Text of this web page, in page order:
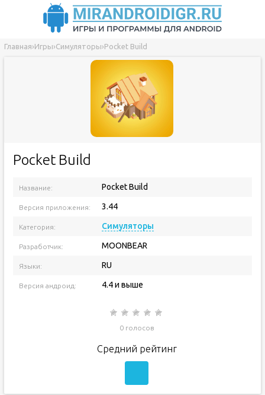
Главная›Игры›Симуляторы›Pocket Build
Pocket Build
Название: Pocket Build
Версия приложения: 3.44
Категория: Симуляторы
Разработчик: MOONBEAR
Языки: RU
Версия андроид: 4.4 и выше
0 голосов
Средний рейтинг